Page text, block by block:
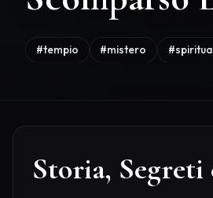
#tempio #mistero
Storia,